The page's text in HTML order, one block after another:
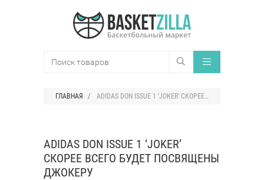
ГЛАВНАЯ ADIDAS DON ISSUE 1 ‘JOKER’ СКОРЕЕ ВСЕГО БУДЕТ ПОСВЯЩЕНЫ ДЖОКЕРУ
ADIDAS DON ISSUE 1 ‘JOKER’
СКОРЕЕ ВСЕГО БУДЕТ ПОСВЯЩЕНЫ
ДЖОКЕРУ